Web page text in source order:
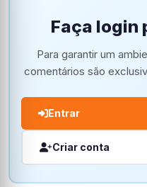
Faça login
Para garantir um
comentários são
Entrar
Criar conta